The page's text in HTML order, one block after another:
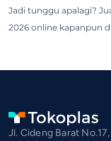
Jadi tunggu apalagi?
2026 online kapanpun
Jl. Cideng Barat